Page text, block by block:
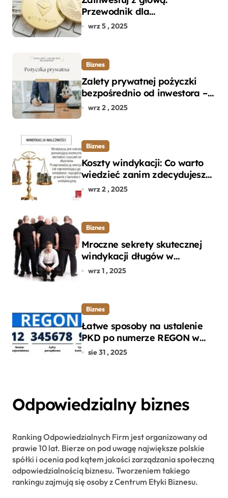
Przewodnik dla
początkujących w zakupie
wrz 5 , 2025
Biznes
Zalety prywatnej pożyczki
bezpośrednio od inwestora –
dlaczego warto?
wrz 2 , 2025
Biznes
Koszty windykacji: Co warto
wiedzieć zanim zdecydujesz
się na odzyskanie długu?
wrz 2 , 2025
Biznes
Mroczne sekrety skutecznej
windykacji długów w
departamencie windykacji
wrz 1 , 2025
Biznes
Łatwe sposoby na ustalenie
PKD po numerze REGON w
kilku prostych krokach
sie 31 , 2025
Odpowiedzialny biznes
Ranking Odpowiedzialnych Firm jest organizowany od
prawie 10 lat. Bierze on pod uwagę największe polskie
spółki i ocenia pod kątem jakości zarządzania społeczną
odpowiedzialnością biznesu. Tworzeniem takiego
rankingu zajmują się osoby z Centrum Etyki Biznesu.